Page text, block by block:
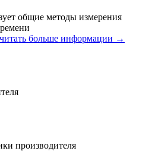
общие методы измерения
больше информации →
производителя